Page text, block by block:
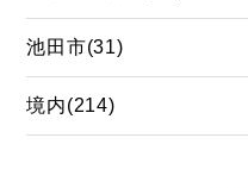
池田市(31)
境内(214)